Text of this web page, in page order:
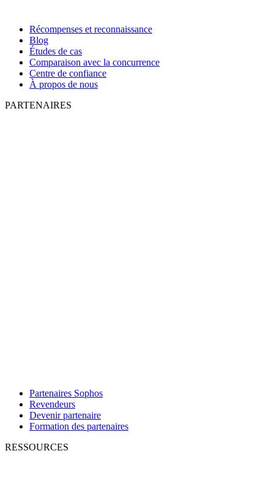
Récompenses et reconnaissance
Blog
Études de cas
Comparaison avec la concurrence
Centre de confiance
À propos de nous
PARTENAIRES
Partenaires Sophos
Revendeurs
Devenir partenaire
Formation des partenaires
RESSOURCES